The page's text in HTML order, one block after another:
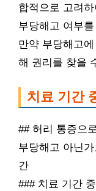
합적으로 고려
부당해고 여부
만약 부당해고
해 권리를 찾을
치료 기간
## 허리 통증으
부당해고 아닌
간
### 치료 기간